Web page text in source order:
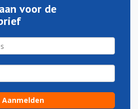
voor de